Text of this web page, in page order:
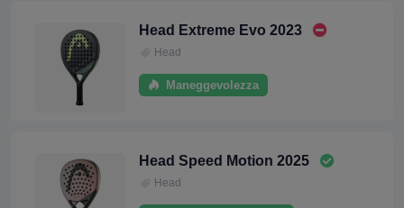
Head Extreme Evo 2023
Head
Maneggevolezza
Head Speed Motion 2025
Head